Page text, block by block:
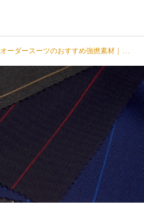
オーダースーツのおすすめ強撚素材｜ハイツイスト